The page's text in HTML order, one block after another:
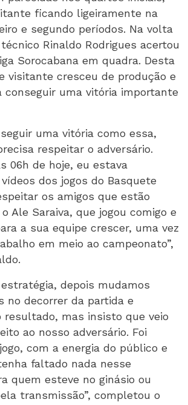
ficando ligeiramente na
e segundo períodos. Na volta
Rinaldo Rodrigues acertou
Sorocabana em quadra. Desta
visitante cresceu de produção e
conseguir uma vitória importante
uma vitória como essa,
respeitar o adversário.
06h de hoje, eu estava
dos jogos do Basquete
os amigos que estão
Ale Saraiva, que jogou comigo e
a sua equipe crescer, uma vez
em meio ao campeonato”,
depois mudamos
no decorrer da partida e
resultado, mas insisto que veio
ao nosso adversário. Foi
com a energia do público e
faltado nada nesse
quem esteve no ginásio ou
transmissão”, completou o